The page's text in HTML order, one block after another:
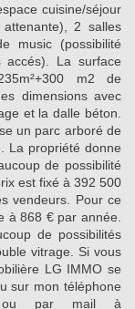
cuisine/séjour
2 salles
music (possibilité
La surface
m2 de
dimensions avec
et la dalle béton.
un parc arboré de
La propriété donne
de possibilité
est fixé à 392 500
vendeurs. Pour ce
à 868 € par année.
de possibilités
vitrage. Si vous
LG IMMO se
sur mon téléphone
par mail à